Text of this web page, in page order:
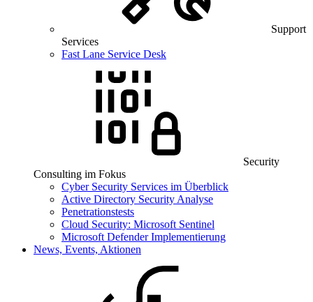
Support
Services
Fast Lane Service Desk
Security
Consulting im Fokus
Cyber Security Services im Überblick
Active Directory Security Analyse
Penetrationstests
Cloud Security: Microsoft Sentinel
Microsoft Defender Implementierung
News, Events, Aktionen